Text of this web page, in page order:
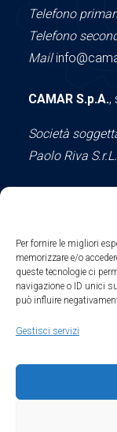
Per fornire le migliori
memorizzare e/o
queste tecnologie ci
navigazione o ID unici
può influire
Gestisci servizi
Telefono
Telefono
Mail
CAMAR S.p.A.,
Società
Paolo Riva
Cookie Policy